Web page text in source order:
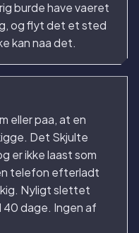
burde have vaeret
og flyt det et sted
kan naa det.
eller paa, at en
Det Skjulte
er ikke laast som
telefon efterladt
Nyligt slettet
40 dage. Ingen af